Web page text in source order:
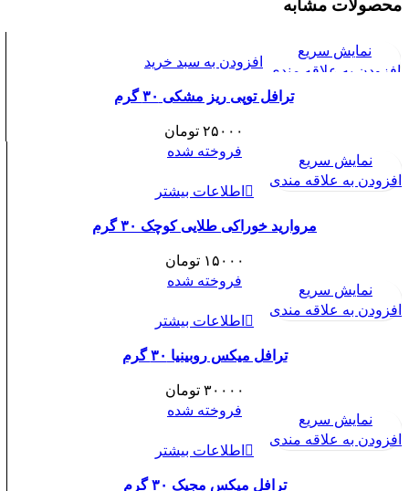
محصولات مشابه
نمایش سریع
افزودن به علاقه مندی
افزودن به سبد خرید
ترافل توپی ریز مشکی ۳۰ گرم
۲۵۰۰۰ تومان
فروخته شده
نمایش سریع
افزودن به علاقه مندی
اطلاعات بیشتر
مروارید خوراکی طلایی کوچک ۳۰ گرم
۱۵۰۰۰ تومان
فروخته شده
نمایش سریع
افزودن به علاقه مندی
اطلاعات بیشتر
ترافل میکس روبینیا ۳۰ گرم
۳۰۰۰۰ تومان
فروخته شده
نمایش سریع
افزودن به علاقه مندی
اطلاعات بیشتر
ترافل میکس مجیک ۳۰ گرم